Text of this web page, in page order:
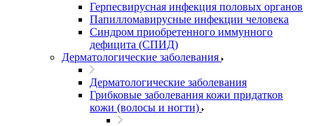
Герпесвирусная инфекция половых органов
Папилломавирусные инфекции человека
Синдром приобретенного иммунного
дефицита (СПИД)
Дерматологические заболевания
Дерматологические заболевания
Грибковые заболевания кожи придатков
кожи (волосы и ногти)